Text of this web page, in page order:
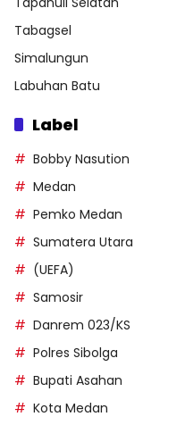
Tabagsel
Simalungun
Labuhan Batu
Label
Bobby Nasution
Medan
Pemko Medan
Sumatera Utara
(UEFA)
Samosir
Danrem 023/KS
Polres Sibolga
Bupati Asahan
Kota Medan